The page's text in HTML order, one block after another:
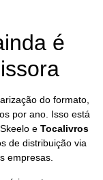
é
do formato,
por ano. Isso está
e Tocalivros
de distribuição via
empresas.